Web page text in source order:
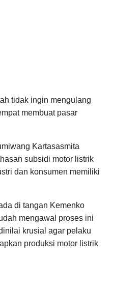
tidak ingin mengulang
membuat pasar
Kartasasmita
subsidi motor listrik
dan konsumen memiliki
di tangan Kemenko
mengawal proses ini
krusial agar pelaku
produksi motor listrik